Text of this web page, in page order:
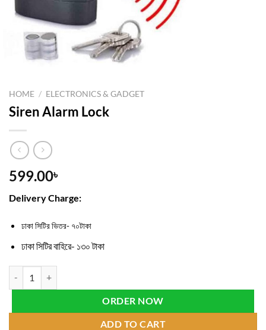
HOME / ELECTRONICS & GADGET
Siren Alarm Lock
599.00৳
Delivery Charge:
ঢাকা সিটির ভিতর- ৭০টাকা
ঢাকা সিটির বাহিরে- ১৩০ টাকা
ORDER NOW
ADD TO CART